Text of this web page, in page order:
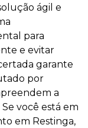
ágil e
para
e evitar
garante
por
a
você está em
em Restinga,